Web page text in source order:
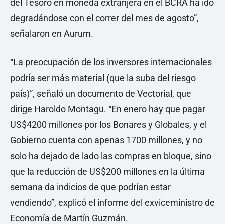
del Tesoro en moneda extranjera en el BCRA ha ido
degradándose con el correr del mes de agosto”,
señalaron en Aurum.
“La preocupación de los inversores internacionales
podría ser más material (que la suba del riesgo
país)”, señaló un documento de Vectorial, que
dirige Haroldo Montagu. “En enero hay que pagar
US$4200 millones por los Bonares y Globales, y el
Gobierno cuenta con apenas 1700 millones, y no
solo ha dejado de lado las compras en bloque, sino
que la reducción de US$200 millones en la última
semana da indicios de que podrían estar
vendiendo”, explicó el informe del exviceministro de
Economía de Martín Guzmán.